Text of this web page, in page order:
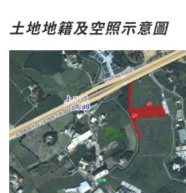
土地地籍及空照示意圖